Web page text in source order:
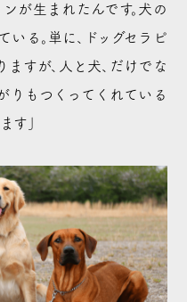
が生まれたんです。犬の
いる。単に、ドッグセラピ
すが、人と犬、だけでな
りもつくってくれている
す」